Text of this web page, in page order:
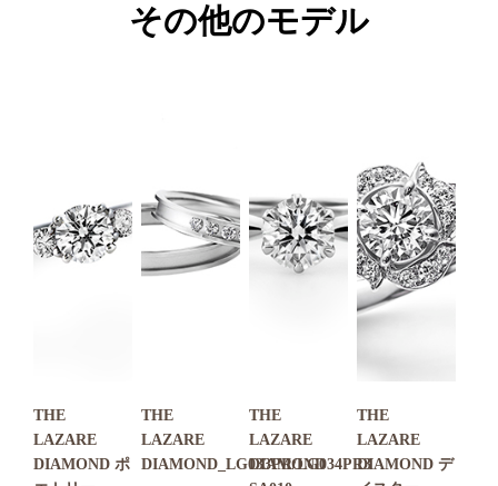
その他のモデル
THE
LAZARE
DIAMOND ポ
THE
LAZARE
DIAMOND_LG033PR/LG034PR3
THE
LAZARE
DIAMOND
THE
LAZARE
DIAMOND デ